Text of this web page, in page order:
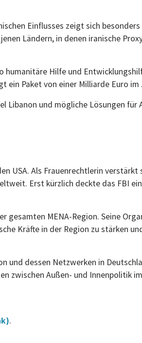
Einflusses zeigt sich
Ländern, in denen iranische
Hilfe und
Paket von einer Milliarde Euro im
Libanon und mögliche Lösungen
USA. Als Frauenrechtlerin verstärkt
Erst kürzlich deckte das FBI
gesamten MENA-Region. Seine
Kräfte in der Region zu stärken
und dessen Netzwerken in
zwischen Außen- und Innenpolitik
.